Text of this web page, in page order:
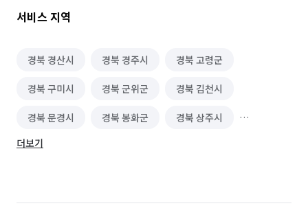
서비스 지역
경북 경산시 경북 경주시 경북 고령군
경북 구미시 경북 군위군 경북 김천시
경북 문경시 경북 봉화군 경북 상주시
경북 성주군
경북 예천군 경북 울릉군 경북 울진군
더보기